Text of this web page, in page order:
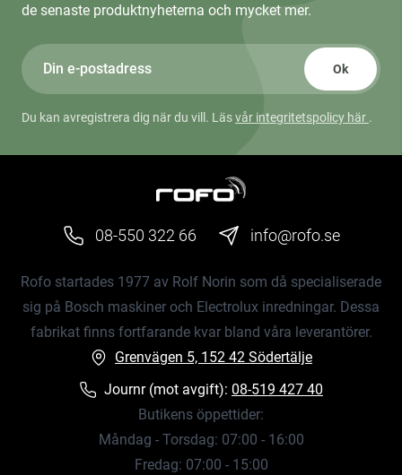
de senaste produktnyheterna och mycket mer.
Ok
Du kan avregistrera dig när du vill. Läsvår integritetspolicy här .
08-550 322 66 info@rofo.se
Rofo startades 1977 av Rolf Norin som då specialiserade
sig på Bosch maskiner och Electrolux inredningar. Dessa
fabrikat finns fortfarande kvar bland våra leverantörer.
Grenvägen 5, 152 42 Södertälje
Journr (mot avgift): 08-519 427 40
Butikens öppettider:
Måndag - Torsdag: 07:00 - 16:00
Fredag: 07:00 - 15:00